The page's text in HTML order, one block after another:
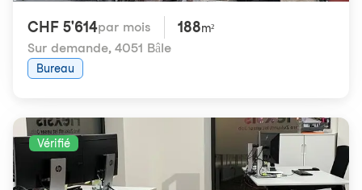
CHF 5'614par mois 188m²
Sur demande, 4051 Bâle
Bureau
Vérifié